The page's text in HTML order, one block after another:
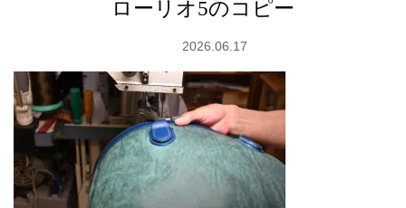
ローリオ5のコピー
2026.06.17